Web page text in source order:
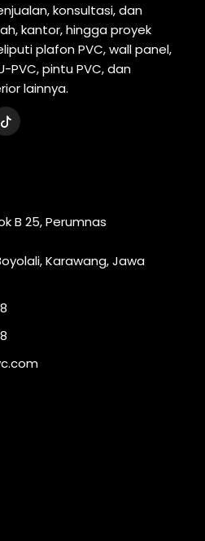
konsultasi, dan
kantor, hingga proyek
plafon PVC, wall panel,
PVC, pintu PVC, dan
lainnya.
B 25, Perumnas
Karawang, Jawa